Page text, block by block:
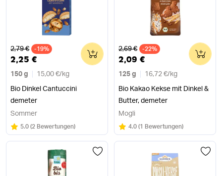
Alter Preis
2,79 € -19%
2,25 €
150 g 15,00 €/ kg
Bio Dinkel Cantuccini
demeter
0
Sommer
Bewertung:
5.0/5
(2 Bewertungen)
Alter Preis
2,69 € -22%
2,09 €
125 g 16,72 €/ kg
Bio Kakao Kekse mit Dinkel &
Butter, demeter
0
Mogli
Bewertung:
4.0/5
(1 Bewertungen)